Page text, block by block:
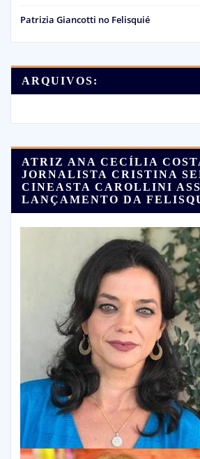
Patrizia Giancotti no Felisquié
ARQUIVOS:
ATRIZ ANA CECÍLIA
JORNALISTA CRISTINA
CINEASTA CAROLLINI
LANÇAMENTO DA